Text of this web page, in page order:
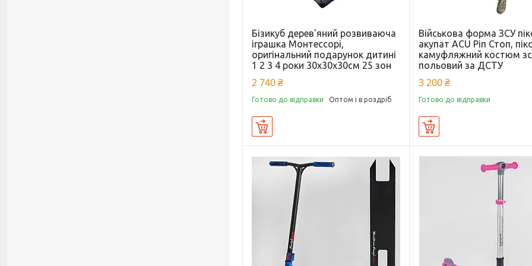
Бізикуб дерев'яний розвиваюча
іграшка Монтессорі,
оригінальний подарунок дитині
1 2 3 4 роки 30x30x30см 25 зон
2 740 ₴
Готово до відправки Оптом і в роздріб
Військова форма ЗСУ
акупат ACU Ріп Стоп,
камуфляжний костюм
польовий за ДСТУ
3 200 ₴
Готово до відправки